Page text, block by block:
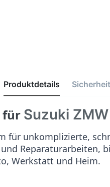
Produktdetails
für Suzuki
für unkomplizierte,
Reparaturarbeiten,
Werkstatt und Heim.